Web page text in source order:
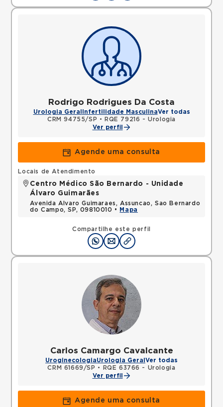
Rodrigo Rodrigues Da Costa
Urologia Geral Infertilidade MasculinaVer todas
CRM 94755/SP •
RQE 79216 - Urologia
Ver perfil
Agende uma consulta
Compartilhe este perfil
Locais de Atendimento
Centro Médico São Bernardo - Unidade
Álvaro Guimarães
Avenida Alvaro Guimaraes, Assuncao, Sao Bernardo
do Campo, SP, 09810010 •
Mapa
Carlos Camargo Cavalcante
UroginecologiaUrologia Geral Ver todas
CRM 61669/SP •
RQE 63766 - Urologia
Ver perfil
Agende uma consulta